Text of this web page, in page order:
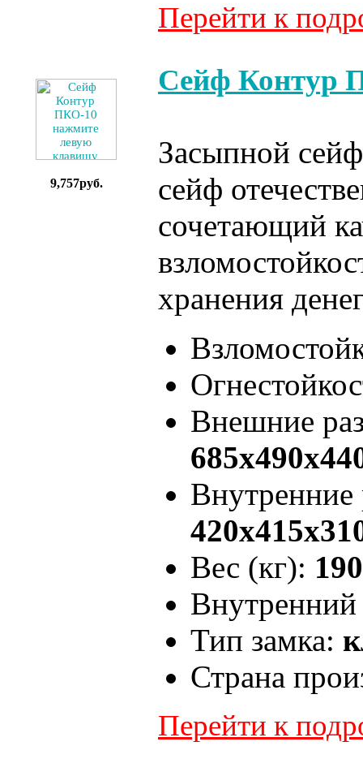
Перейти к
9,757руб.
Сейф Контур
Засыпной
сейф
сочетающий
хранения
Внешние
Вес (кг):
Тип замка:
Страна
Перейти к